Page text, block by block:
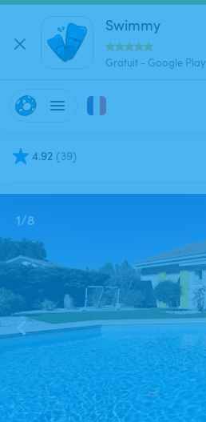
Swimmy
Gratuit - Google Play
4.92 (39)
1/8